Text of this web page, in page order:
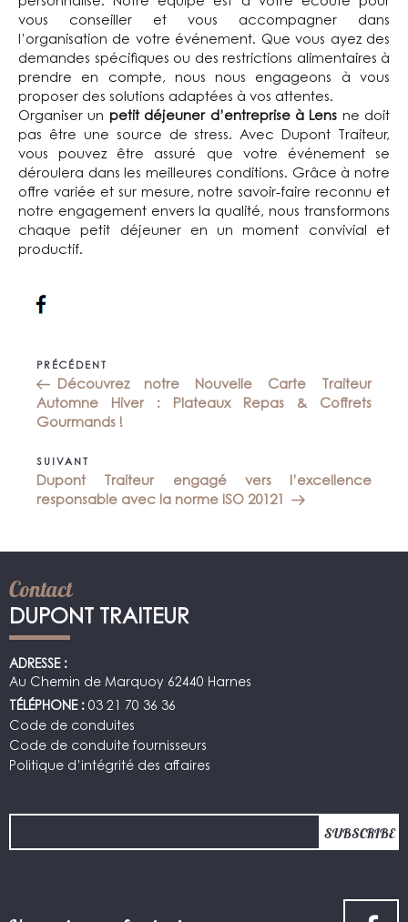
vous conseiller et vous accompagner dans
l’organisation de votre événement. Que vous ayez des
demandes spécifiques ou des restrictions alimentaires à
prendre en compte, nous nous engageons à vous
proposer des solutions adaptées à vos attentes.
Organiser un petit déjeuner d’entreprise à Lens ne doit
pas être une source de stress. Avec Dupont Traiteur,
vous pouvez être assuré que votre événement se
déroulera dans les meilleures conditions. Grâce à notre
offre variée et sur mesure, notre savoir-faire reconnu et
notre engagement envers la qualité, nous transformons
chaque petit déjeuner en un moment convivial et
productif.
Navigation
de
l’article
Article
précédent
PRÉCÉDENT
Découvrez notre Nouvelle Carte Traiteur
Automne Hiver : Plateaux Repas & Coffrets
Gourmands !
Article
suivant
SUIVANT
Dupont Traiteur engagé vers l’excellence
responsable avec la norme ISO 20121
Contact
DUPONT TRAITEUR
ADRESSE :
Au Chemin de Marquoy 62440 Harnes
TÉLÉPHONE : 03 21 70 36 36
Code de conduites
Code de conduite fournisseurs
Politique d’intégrité des affaires